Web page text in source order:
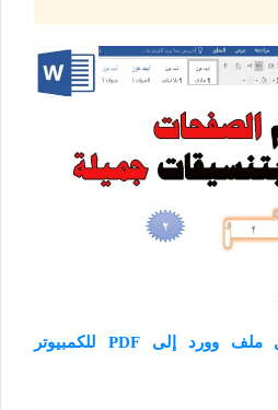
طريقة تحويل ملف وورد إلى PDF للكمبيوتر